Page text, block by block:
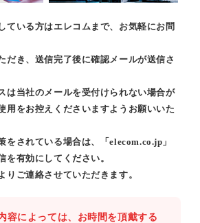
ている方はエレコムまで、お気軽にお問
だき、送信完了後に確認メールが送信さ
は当社のメールを受付けられない場合が
用をお控えくださいますようお願いいた
をされている場合は、「elecom.co.jp」
を有効にしてください。
りご連絡させていただきます。
容によっては、お時間を頂戴する